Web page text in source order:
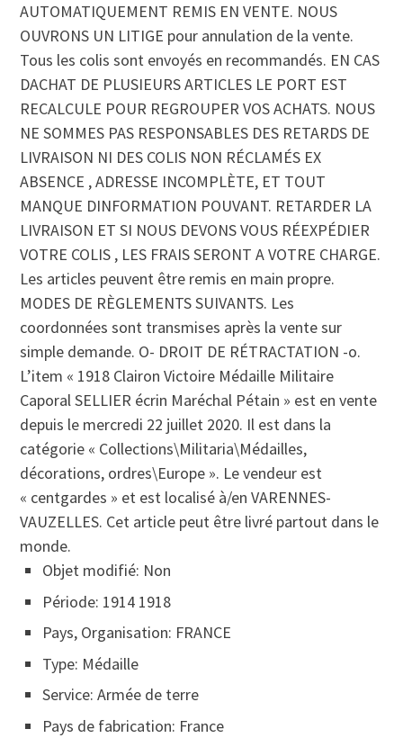
AUTOMATIQUEMENT REMIS EN VENTE. NOUS
OUVRONS UN LITIGE pour annulation de la vente.
Tous les colis sont envoyés en recommandés. EN CAS
DACHAT DE PLUSIEURS ARTICLES LE PORT EST
RECALCULE POUR REGROUPER VOS ACHATS. NOUS
NE SOMMES PAS RESPONSABLES DES RETARDS DE
LIVRAISON NI DES COLIS NON RÉCLAMÉS EX
ABSENCE , ADRESSE INCOMPLÈTE, ET TOUT
MANQUE DINFORMATION POUVANT. RETARDER LA
LIVRAISON ET SI NOUS DEVONS VOUS RÉEXPÉDIER
VOTRE COLIS , LES FRAIS SERONT A VOTRE CHARGE.
Les articles peuvent être remis en main propre.
MODES DE RÈGLEMENTS SUIVANTS. Les
coordonnées sont transmises après la vente sur
simple demande. O- DROIT DE RÉTRACTATION -o.
L’item « 1918 Clairon Victoire Médaille Militaire
Caporal SELLIER écrin Maréchal Pétain » est en vente
depuis le mercredi 22 juillet 2020. Il est dans la
catégorie « Collections\Militaria\Médailles,
décorations, ordres\Europe ». Le vendeur est
« centgardes » et est localisé à/en VARENNES-
VAUZELLES. Cet article peut être livré partout dans le
monde.
Objet modifié: Non
Période: 1914 1918
Pays, Organisation: FRANCE
Type: Médaille
Service: Armée de terre
Pays de fabrication: France